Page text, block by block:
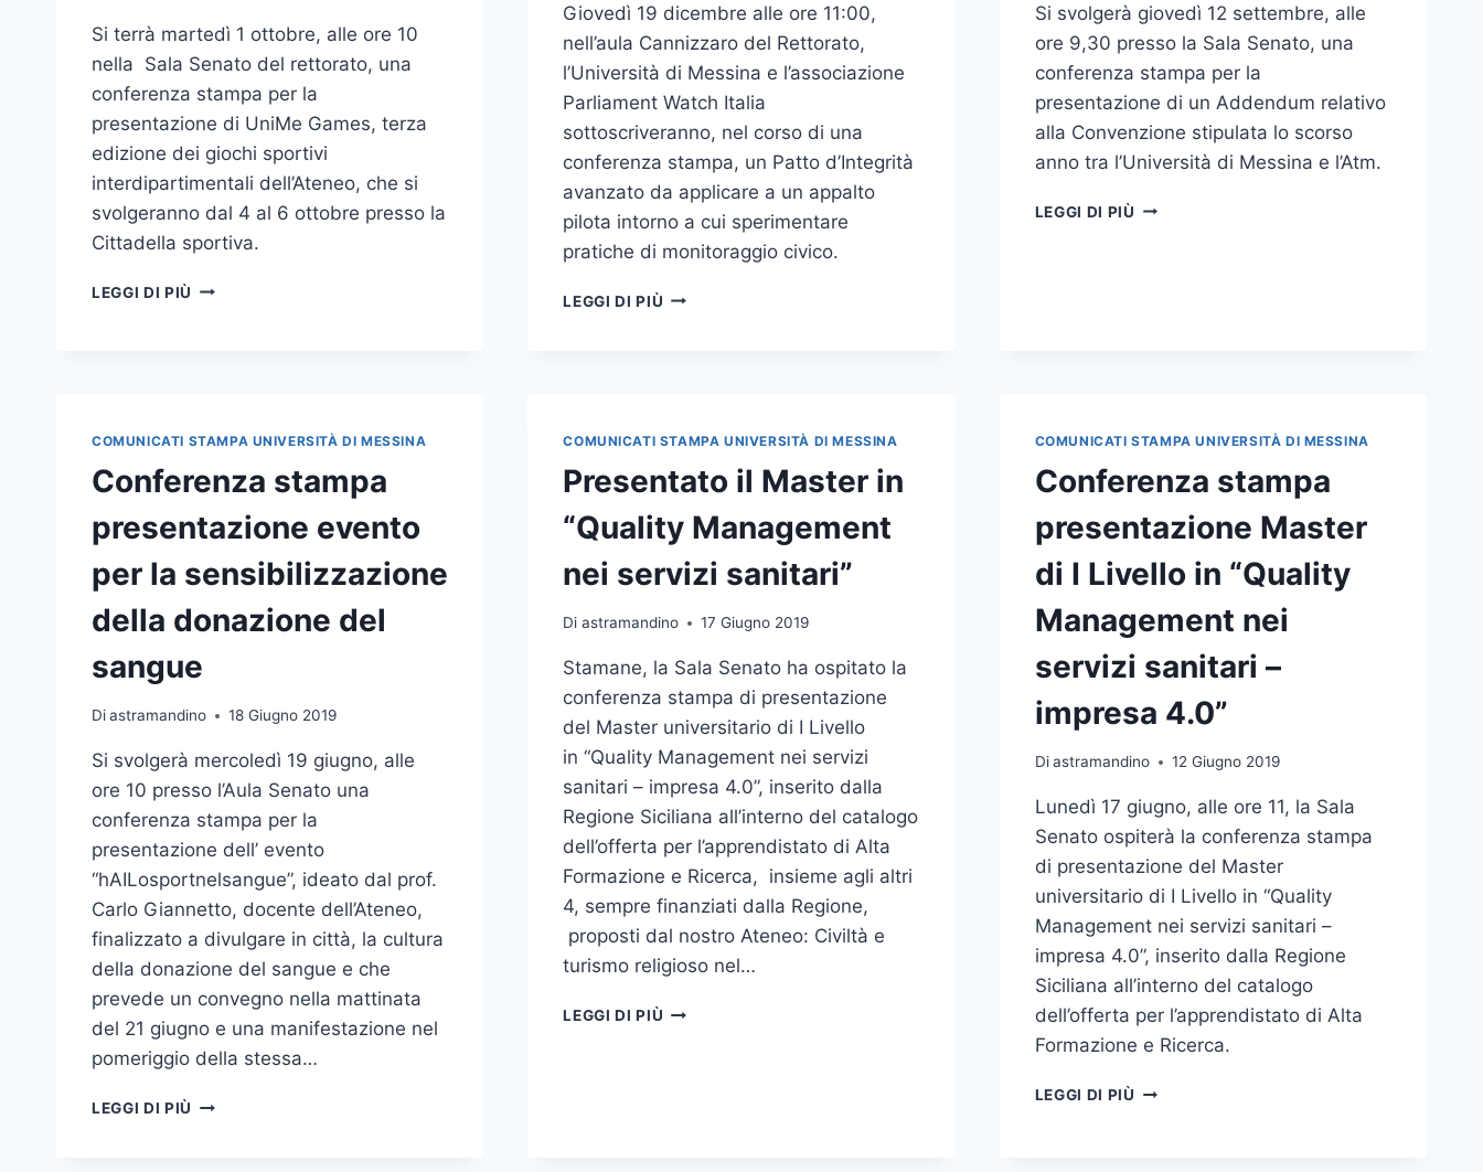
Si terrà martedì 1 ottobre, alle ore 10
nella Sala Senato del rettorato, una
conferenza stampa per la
presentazione di UniMe Games, terza
edizione dei giochi sportivi
interdipartimentali dell’Ateneo, che si
svolgeranno dal 4 al 6 ottobre presso la
Cittadella sportiva.
LEGGI DI PIÙ MARTEDÌ
GAMES
E
UNIME
RUN
Giovedì 19 dicembre alle ore 11:00,
nell’aula Cannizzaro del Rettorato,
l’Università di Messina e l’associazione
Parliament Watch Italia
sottoscriveranno, nel corso di una
conferenza stampa, un Patto d’Integrità
avanzato da applicare a un appalto
pilota intorno a cui sperimentare
pratiche di monitoraggio civico.
LEGGI DI PIÙ CONFERENZA
MONITORAGGIO
Si svolgerà giovedì 12 settembre, alle
ore 9,30 presso la Sala Senato, una
conferenza stampa per la
presentazione di un Addendum relativo
alla Convenzione stipulata lo scorso
anno tra l’Università di Messina e l’Atm.
LEGGI DI PIÙ CONFERENZA
COMUNICATI STAMPA UNIVERSITÀ DI MESSINA
Conferenza stampa
presentazione evento
per la sensibilizzazione
della donazione del
sangue
Diastramandino 18 Giugno 2019
Si svolgerà mercoledì 19 giugno, alle
ore 10 presso l’Aula Senato una
conferenza stampa per la
presentazione dell’ evento
“hAILosportnelsangue”, ideato dal prof.
Carlo Giannetto, docente dell’Ateneo,
finalizzato a divulgare in città, la cultura
della donazione del sangue e che
prevede un convegno nella mattinata
del 21 giugno e una manifestazione nel
pomeriggio della stessa…
LEGGI DI PIÙ CONFERENZA
COMUNICATI STAMPA UNIVERSITÀ DI MESSINA
Presentato il Master in
“Quality Management
nei servizi sanitari”
Di astramandino 17 Giugno 2019
Stamane, la Sala Senato ha ospitato la
conferenza stampa di presentazione
del Master universitario di I Livello
in “Quality Management nei servizi
sanitari – impresa 4.0”, inserito dalla
Regione Siciliana all’interno del catalogo
dell’offerta per l’apprendistato di Alta
Formazione e Ricerca, insieme agli altri
4, sempre finanziati dalla Regione,
proposti dal nostro Ateneo: Civiltà e
turismo religioso nel…
LEGGI DI PIÙ PRESENTATO
COMUNICATI STAMPA UNIVERSITÀ DI MESSINA
Conferenza stampa
presentazione Master
di I Livello in “Quality
Management nei
servizi sanitari –
impresa 4.0”
Di astramandino 12 Giugno 2019
Lunedì 17 giugno, alle ore 11, la Sala
Senato ospiterà la conferenza stampa
di presentazione del Master
universitario di I Livello in “Quality
Management nei servizi sanitari –
impresa 4.0”, inserito dalla Regione
Siciliana all’interno del catalogo
dell’offerta per l’apprendistato di Alta
Formazione e Ricerca.
LEGGI DI PIÙ CONFERENZA